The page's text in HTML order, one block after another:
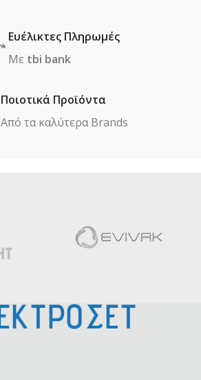
Ευέλικτες Πληρωμές
Με tbi bank
Ποιοτικά Προϊόντα
Από τα καλύτερα Βrands